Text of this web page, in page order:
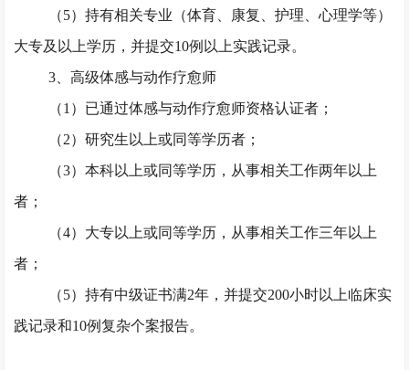
（5）持有相关专业（体育、康复、护理、心理学等）
大专及以上学历，并提交10例以上实践记录。
3、高级体感与动作疗愈师
（1）已通过体感与动作疗愈师资格认证者；
（2）研究生以上或同等学历者；
（3）本科以上或同等学历，从事相关工作两年以上
者；
（4）大专以上或同等学历，从事相关工作三年以上
者；
（5）持有中级证书满2年，并提交200小时以上临床实
践记录和10例复杂个案报告。